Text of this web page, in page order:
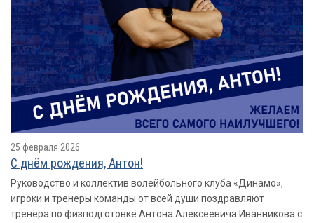
25 февраля 2026
С днём рождения, Антон!
Руководство и коллектив волейбольного клуба «Динамо»,
игроки и тренеры команды от всей души поздравляют
тренера по физподготовке Антона Алексеевича Иванникова с